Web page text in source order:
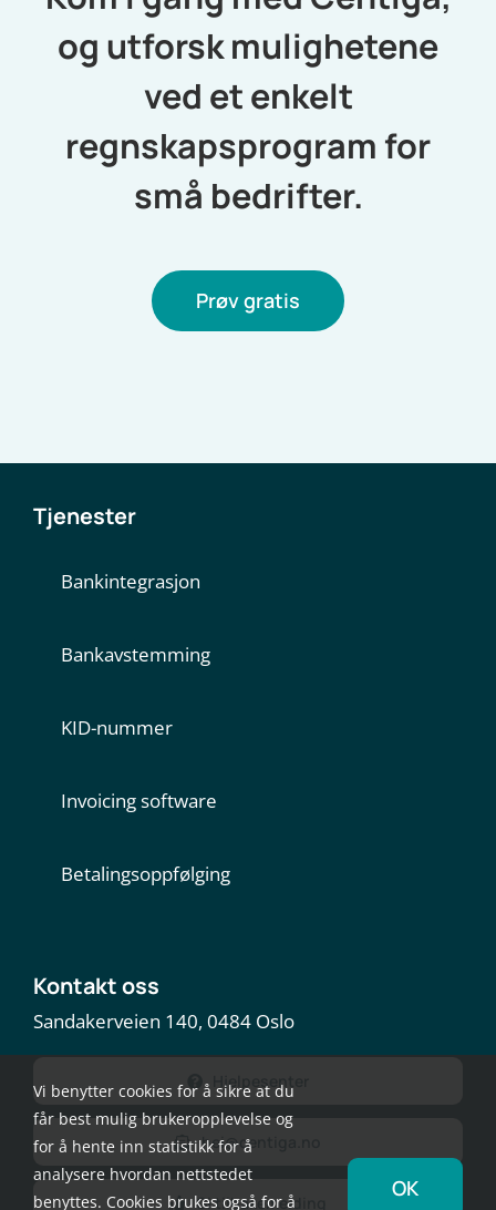
og utforsk mulighetene
ved et enkelt
regnskapsprogram for
små bedrifter.
Prøv gratis
Tjenester
Bankintegrasjon
Bankavstemming
KID-nummer
Invoicing software
Betalingsoppfølging
Kontakt oss
Sandakerveien 140, 0484 Oslo
Hjelpesenter
hei@centiga.no
Gi tilbakemelding
Vi benytter cookies for å sikre at du
får best mulig brukeropplevelse og
for å hente inn statistikk for å
analysere hvordan nettstedet
benyttes. Cookies brukes også for å
OK